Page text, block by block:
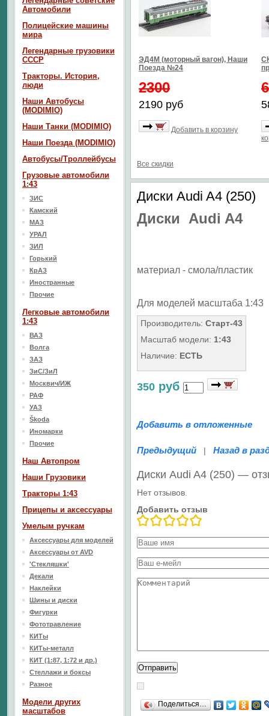
ЭД4М (моторный вагон), Наши
Поезда №24
2300
2190 руб
Добавить в корзину
Все скидки
Диски Audi A4 (250)
Диски Audi A4
материал - смола/пластик
Для моделей масштаба 1:43
Производитель: Старт-43
Масштаб модели: 1:43
Наличие: ЕСТЬ
350 руб
Добавить в отложенные
Предыдущий | Назад в
Диски Audi A4 (250) —
Нет отзывов.
Добавить отзыв
Поделиться…
Автомобили
Полицейские машины
мира
Легендарные грузовики
СССР
Тракторы. История,
люди
Наши Автобусы
(MODIMIO)
Наши Танки (MODIMIO)
Наши Поезда (MODIMIO)
Автобусы/Троллейбусы
Грузовые автомобили
1:43
ЗИС
Камский
МАЗ
УРАЛ
ЗИЛ
Горький
КрАЗ
Иностранные
Прочие
Легковые автомобили
1:43
ВАЗ
Волга
ЗАЗ
ЗиС/ЗиЛ
Москвич/ИЖ
РАФ
УАЗ
Škoda
Иномарки
Прочие
Наш Aвтопром
Наши Грузовики
Тракторы 1:43
Прицепы и аксессуары
Умелым ручкам
Аксессуары для моделей
Аксессуары от AVD
'Стекляшки'
Декали
Наклейки
Шины и диски
Фигурки
Фототравление
КИТы
КИТы-металл
КИТ (1:87, 1:72 и др.)
Стеллажи и боксы
Разное
Модели других
масштабов